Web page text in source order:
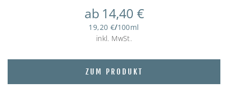
ab 14,40 €
19,20 €/100ml
inkl. MwSt.
ZUM PRODUKT